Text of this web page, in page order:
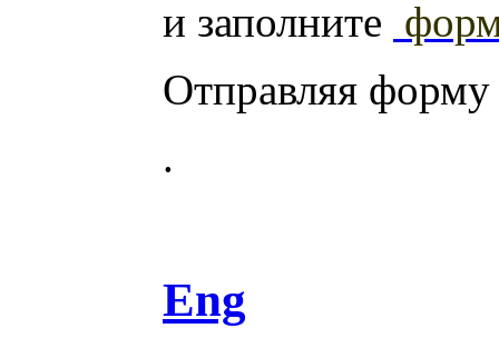
и заполните
Отправляя
.
Eng